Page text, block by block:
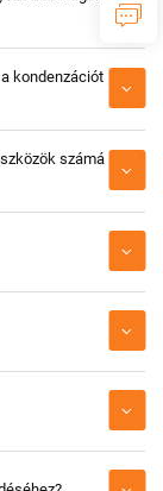
kondenzációt
számá